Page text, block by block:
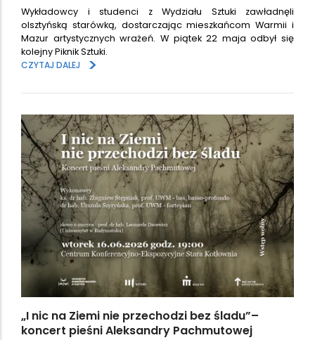
Wykładowcy i studenci z Wydziału Sztuki zawładnęli
olsztyńską starówką, dostarczając mieszkańcom Warmii i
Mazur artystycznych wrażeń. W piątek 22 maja odbył się
kolejny Piknik Sztuki.
CZYTAJ DALEJ
>
„I nic na Ziemi nie przechodzi bez śladu”–
koncert pieśni Aleksandry Pachmutowej